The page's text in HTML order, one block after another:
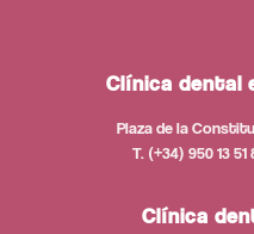
Clínica dental
Plaza de la
T. (+34) 950 13
Clínica